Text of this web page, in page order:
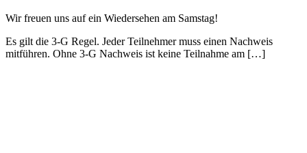
Wir freuen uns auf ein Wiedersehen am Samstag!
Es gilt die 3-G Regel. Jeder Teilnehmer muss einen Nachweis
mitführen. Ohne 3-G Nachweis ist keine Teilnahme am […]